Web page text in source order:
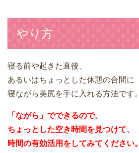
やり方
寝る前や起きた直後、
あるいはちょっとした休憩の合間に
寝ながら美尻を手に入れる方法です。
「ながら」でできるので、
ちょっとした空き時間を見つけて、
時間の有効活用をしてみてください。